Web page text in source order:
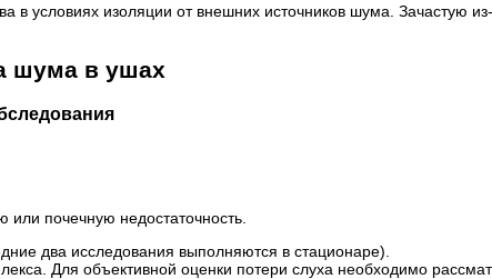
условиях изоляции от внешних источников шума. Зачастую
шума в ушах
почечную недостаточность.
два исследования выполняются в стационаре).
Для объективной оценки потери слуха необходимо